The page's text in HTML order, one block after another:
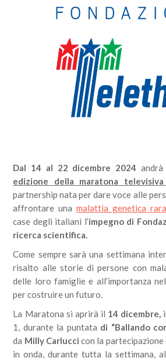
Dal 14 al 22 dicembre 2024
edizione della maratona
partnership nata per dare voce alle
affrontare una malattia genetica rara
case degli italiani l’impegno di
ricerca scientifica.
Come sempre sarà una settimana
risalto alle storie di persone con
delle loro famiglie e all’importanza
per costruire un futuro.
La Maratona si aprirà il 14 dicembre,
1, durante la puntata di “Ballando
da Milly Carluccicon la partecipazione
in onda, durante tutta la settimana,